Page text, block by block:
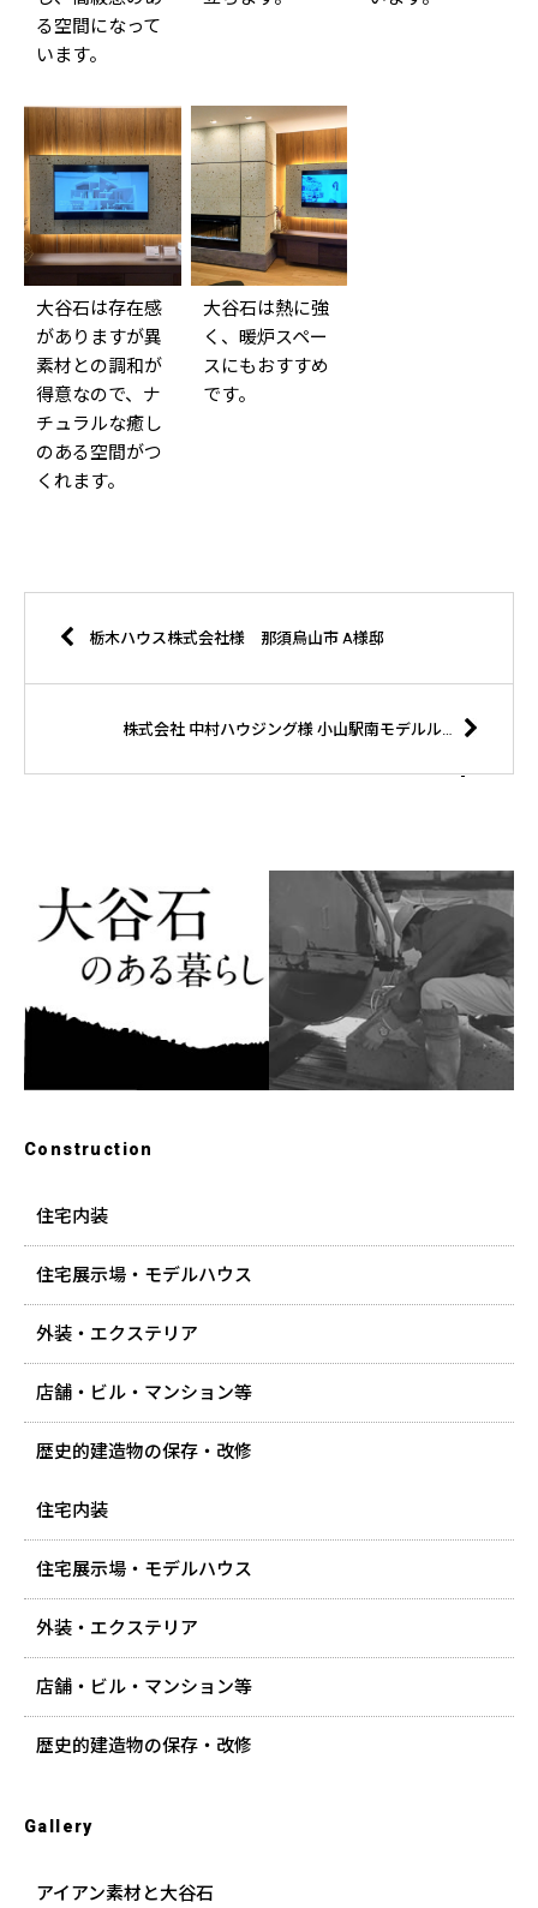
る空間になって
います。
大谷石は存在感
がありますが異
素材との調和が
得意なので、ナ
チュラルな癒し
のある空間がつ
くれます。
大谷石は熱に強
く、暖炉スペー
スにもおすすめ
です。
栃木ハウス株式会社様 那須烏山市 A様邸
株式会社 中村ハウジング様 小山駅南モデルルーム
Construction
住宅内装
住宅展示場・モデルハウス
外装・エクステリア
店舗・ビル・マンション等
歴史的建造物の保存・改修
住宅内装
住宅展示場・モデルハウス
外装・エクステリア
店舗・ビル・マンション等
歴史的建造物の保存・改修
Gallery
アイアン素材と大谷石